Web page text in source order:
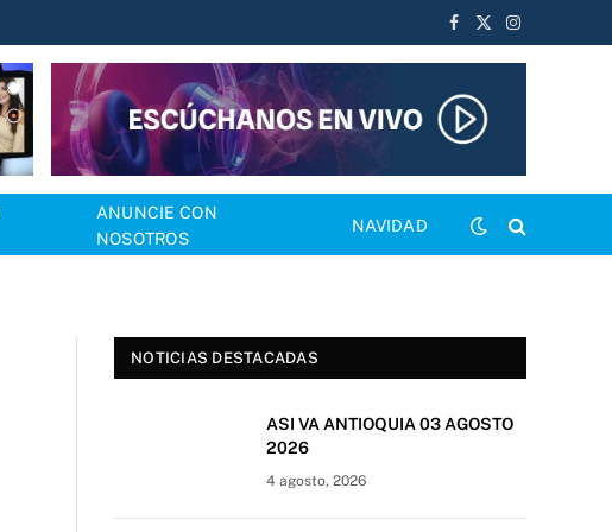
Facebook
X
Instagram
ANUNCIE CON
NOSOTROS
NAVIDAD
NOTICIAS DESTACADAS
ASI VA ANTIOQUIA 03 AGOSTO
2026
4 agosto, 2026